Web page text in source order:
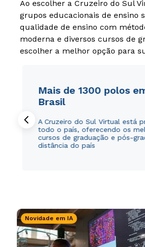
Ao escolher a Cruzeiro do Sul
grupos educacionais de ensino
qualidade de ensino com
moderna e diversos cursos de
escolher a melhor opção para
Mais de 1300 polos
Brasil
A Cruzeiro do Sul Virtual está
todo o país, oferecendo os
cursos de graduação e pós-
distância do país
Novidade em IA